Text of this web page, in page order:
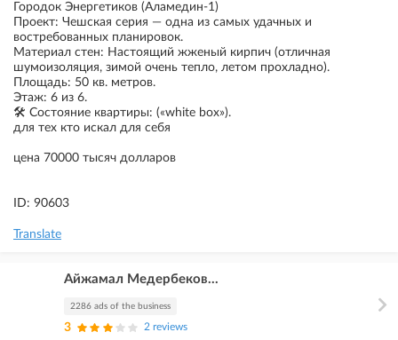
Городок Энергетиков (Аламедин-1)
Проект: Чешская серия — одна из самых удачных и
востребованных планировок.
Материал стен: Настоящий жженый кирпич (отличная
шумоизоляция, зимой очень тепло, летом прохладно).
Площадь: 50 кв. метров.
Этаж: 6 из 6.
🛠️ Состояние квартиры: («white box»).
для тех кто искал для себя
цена 70000 тысяч долларов
ID: 90603
Translate
Айжамал Медербеков...
2286 ads of the business
3 2 reviews